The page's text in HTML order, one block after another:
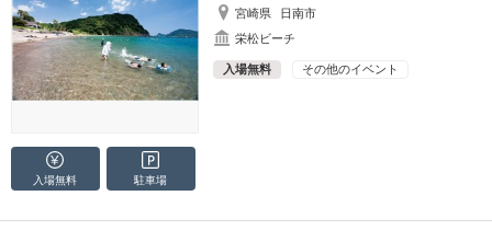
宮崎県
日南市
栄松ビーチ
入場無料 その他のイベント
入場無料 駐車場